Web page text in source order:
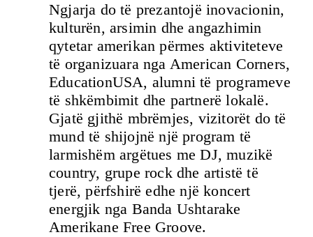
Ngjarja do të prezantojë inovacionin,
kulturën, arsimin dhe angazhimin
qytetar amerikan përmes aktiviteteve
të organizuara nga American Corners,
EducationUSA, alumni të programeve
të shkëmbimit dhe partnerë lokalë.
Gjatë gjithë mbrëmjes, vizitorët do të
mund të shijojnë një program të
larmishëm argëtues me DJ, muzikë
country, grupe rock dhe artistë të
tjerë, përfshirë edhe një koncert
energjik nga Banda Ushtarake
Amerikane Free Groove.